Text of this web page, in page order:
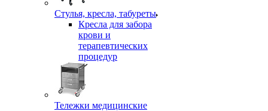
Стулья, кресла, табуреты
Кресла для забора
крови и
терапевтических
процедур
Тележки медицинские